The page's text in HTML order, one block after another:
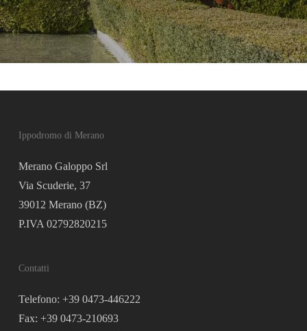
Ippodromo di Merano
Merano Galoppo Srl
Via Scuderie, 37
39012 Merano (BZ)
P.IVA 02792820215
Contatti
Telefono: +39 0473-446222
Fax: +39 0473-210693